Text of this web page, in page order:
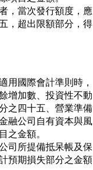
，當次發行額度，應
，超出限額部分，得
用國際會計準則時，
增加數、投資性不動
之四十五、營業準備
融公司自有資本與風
之金額。
司所提備抵呆帳及保
預期損失部分之金額